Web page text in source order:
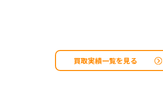
買取実績一覧を見る